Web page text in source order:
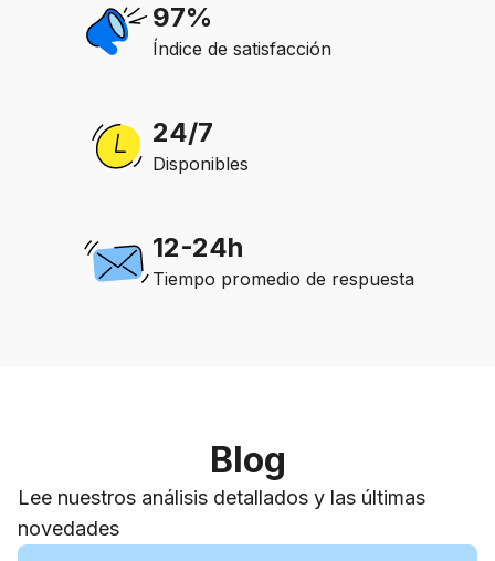
97%
Índice de satisfacción
24/7
Disponibles
12-24h
Tiempo promedio de respuesta
Blog
Lee nuestros análisis detallados y las últimas
novedades